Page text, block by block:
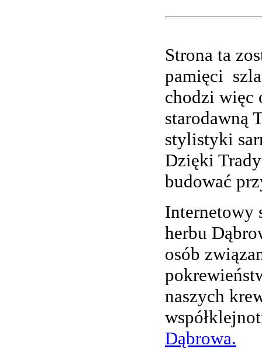
Strona ta
pamięci
chodzi więc
starodawną
stylistyki
Dzięki
budować
Internetowy
herbu
osób
naszych
Dąbrowa.